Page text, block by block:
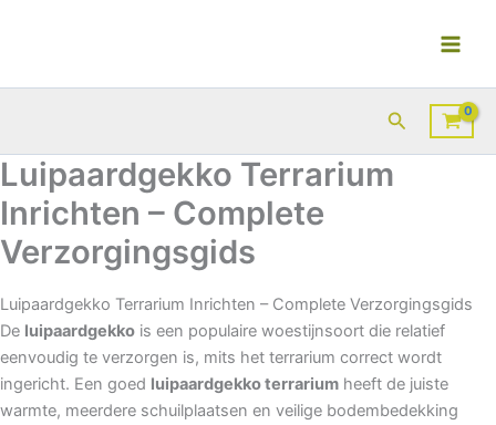
inhoud
Zoeken
Luipaardgekko Terrarium
Inrichten – Complete
Verzorgingsgids
Luipaardgekko Terrarium Inrichten – Complete Verzorgingsgids
De luipaardgekko is een populaire woestijnsoort die relatief
eenvoudig te verzorgen is, mits het terrarium correct wordt
ingericht. Een goed luipaardgekko terrarium heeft de juiste
warmte, meerdere schuilplaatsen en veilige bodembedekking